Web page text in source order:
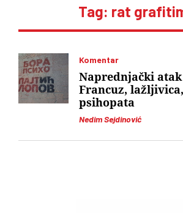
Tag: rat
Komentar
Nedim Sejdinović
Naprednjački
Francuz,
psihopata